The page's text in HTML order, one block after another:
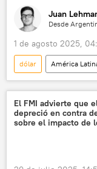
Juan
Desde
1 de agosto 2025,
dólar América
Javier Milei
Fondo Monetario
El FMI advierte que
depreció en contra
sobre el impacto de